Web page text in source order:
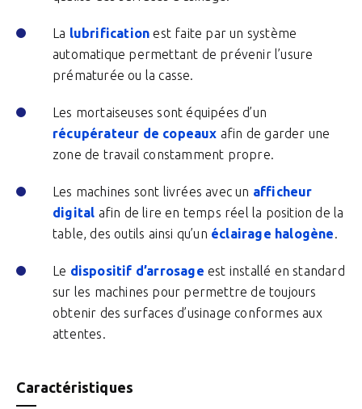
La lubrification est faite par un système
automatique permettant de prévenir l’usure
prématurée ou la casse.
Les mortaiseuses sont équipées d’un
récupérateur de copeaux afin de garder une
zone de travail constamment propre.
Les machines sont livrées avec un afficheur
digital afin de lire en temps réel la position de la
table, des outils ainsi qu’un éclairage halogène.
Le dispositif d’arrosage est installé en standard
sur les machines pour permettre de toujours
obtenir des surfaces d’usinage conformes aux
attentes.
Caractéristiques